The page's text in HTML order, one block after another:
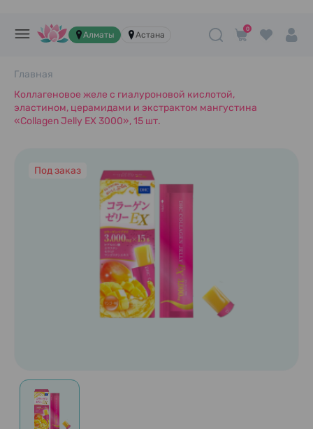
Алматы Астана
0
Главная
Коллагеновое желе с гиалуроновой кислотой,
эластином, церамидами и экстрактом мангустина
«Collagen Jelly EX 3000», 15 шт.
Под заказ